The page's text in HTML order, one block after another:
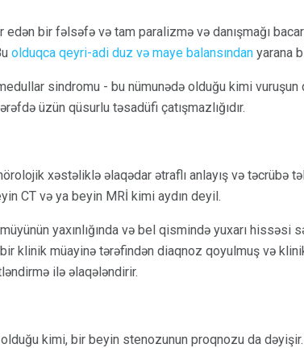
bir fəlsəfə və tam paralizmə və danışmağı
olduqca qeyri-adi duz və maye balansından yarana
sindromu - bu nümunədə olduğu kimi vuruşun
üzün qüsurlu təsadüfi çatışmazlığıdır.
xəstəliklə əlaqədar ətraflı anlayış və təcrübə
CT və ya beyin MRİ kimi aydın deyil.
yaxınlığında və bel qismində yuxarı hissəsi
klinik müayinə tərəfindən diaqnoz qoyulmuş və
ilə əlaqələndirir.
kimi, bir beyin stenozunun proqnozu da